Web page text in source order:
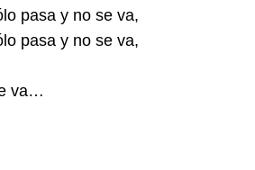
pasa y no se va,
pasa y no se va,
va…